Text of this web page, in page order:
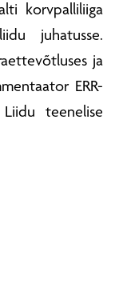
korvpalliliiga
juhatusse.
ja
ERR-
teenelise